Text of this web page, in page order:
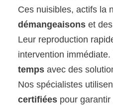
Ces nuisibles, actifs la
démangeaisons et
Leur reproduction
intervention immédiate.
temps avec des
Nos spécialistes
certifiées pour